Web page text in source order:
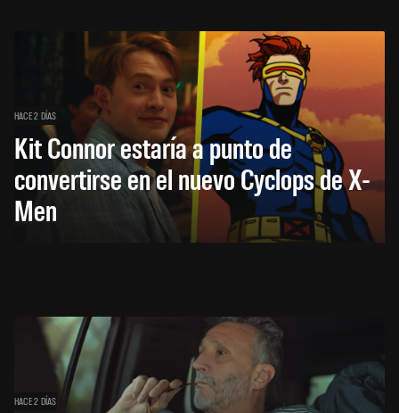
HACE 2 DÍAS
Kit Connor estaría a punto de
convertirse en el nuevo Cyclops de X-
Men
HACE 2 DÍAS